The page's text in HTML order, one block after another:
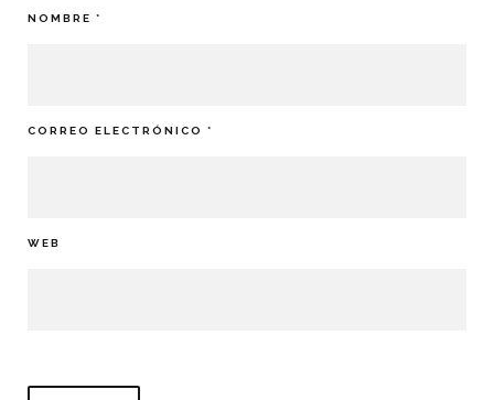
NOMBRE *
CORREO ELECTRÓNICO *
WEB